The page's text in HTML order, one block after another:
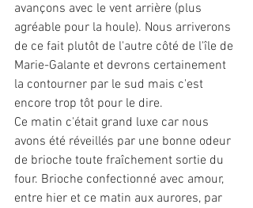
avançons avec le vent arrière (plus
agréable pour la houle). Nous arriverons
de ce fait plutôt de l'autre côté de l'île de
Marie-Galante et devrons certainement
la contourner par le sud mais c'est
encore trop tôt pour le dire.
Ce matin c'était grand luxe car nous
avons été réveillés par une bonne odeur
de brioche toute fraîchement sortie du
four. Brioche confectionné avec amour,
entre hier et ce matin aux aurores, par